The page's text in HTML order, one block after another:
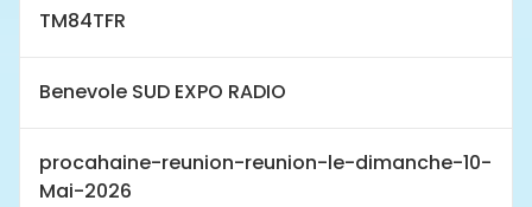
TM84TFR
Benevole SUD EXPO RADIO
procahaine-reunion-reunion-le-dimanche-10-
Mai-2026